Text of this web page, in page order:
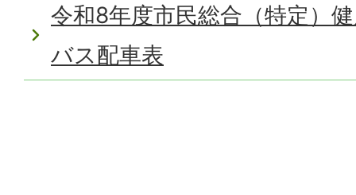
令和8年度市民総合（特定）
バス配車表